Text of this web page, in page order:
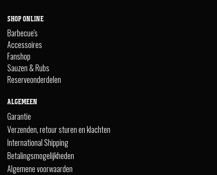
SHOP ONLINE
Barbecue's
Accessoires
Fanshop
Sauzen & Rubs
Reserveonderdelen
ALGEMEEN
Garantie
Verzenden, retour sturen en klachten
International Shipping
Betalingsmogelijkheden
Algemene voorwaarden